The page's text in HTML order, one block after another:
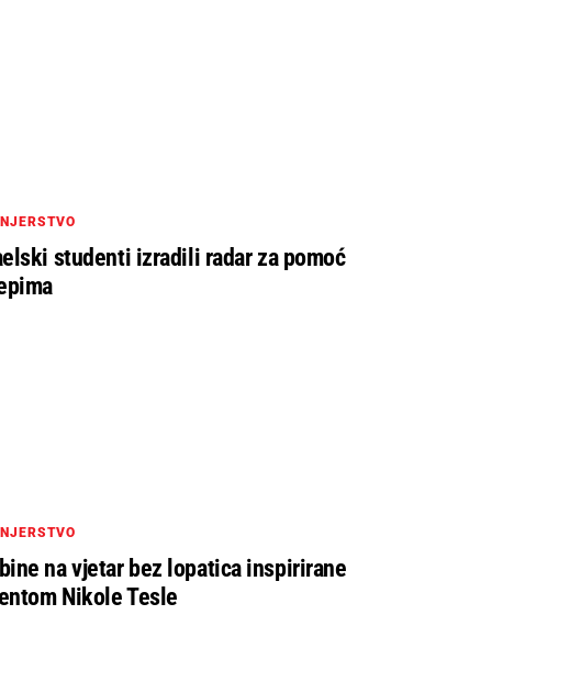
studenti izradili radar za pomoć
na vjetar bez lopatica inspirirane
Nikole Tesle